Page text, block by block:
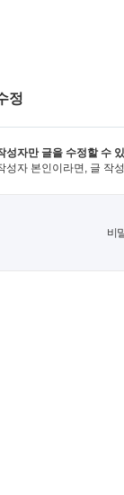
정
성자만 글을 수정할 수
성자 본인이라면, 글 작
비